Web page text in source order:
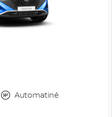
Automatinė